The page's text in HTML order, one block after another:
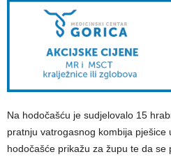
Na hodočašću je sudjelovalo 15
pratnju vatrogasnog kombija pješice
hodočašće prikažu za župu te da se